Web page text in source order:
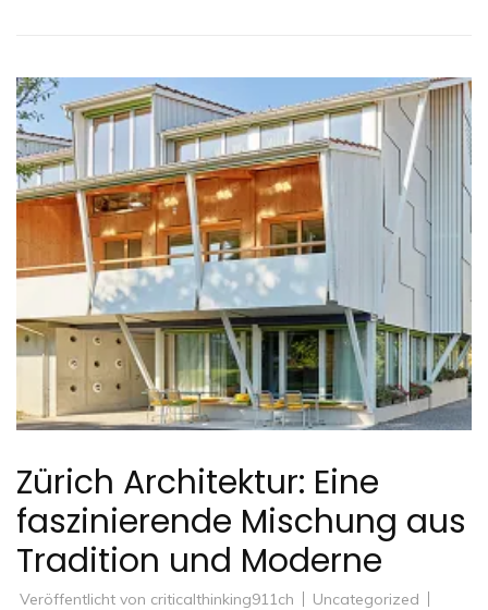
Zürich Architektur: Eine
faszinierende Mischung aus
Tradition und Moderne
Veröffentlicht von criticalthinking911ch
Uncategorized